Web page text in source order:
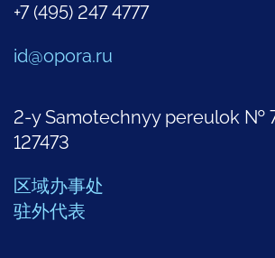
+7 (495) 247 4777
id@opora.ru
2-y Samotechnyy pereulok №
127473
区域办事处
驻外代表